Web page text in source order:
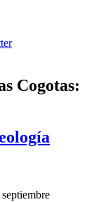
Cogotas: